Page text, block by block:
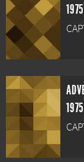
1975
1975